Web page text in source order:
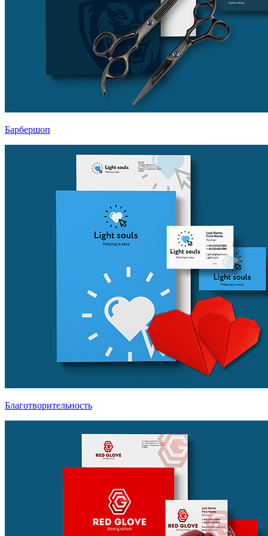
Барбершоп
Благотворительность